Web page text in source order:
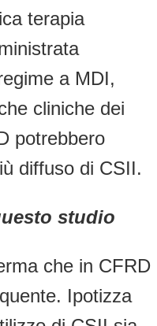
terapia
a MDI,
cliniche dei
potrebbero
diffuso di CSII.
studio
che in CFRD
Ipotizza